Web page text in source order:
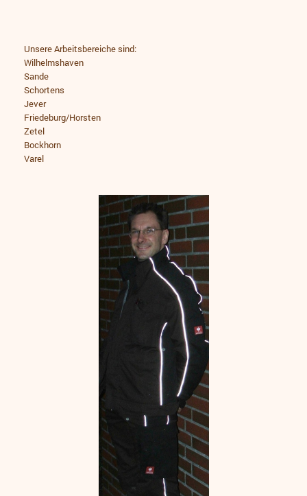
Unsere Arbeitsbereiche sind:
Wilhelmshaven
Sande
Schortens
Jever
Friedeburg/Horsten
Zetel
Bockhorn
Varel